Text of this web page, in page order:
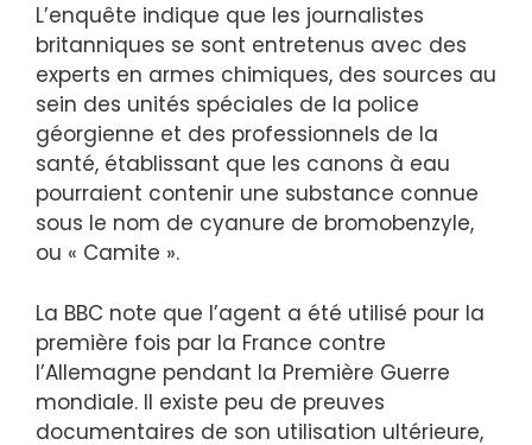
L’enquête indique que les journalistes
britanniques se sont entretenus avec des
experts en armes chimiques, des sources au
sein des unités spéciales de la police
géorgienne et des professionnels de la
santé, établissant que les canons à eau
pourraient contenir une substance connue
sous le nom de cyanure de bromobenzyle,
ou « Camite ».
La BBC note que l’agent a été utilisé pour la
première fois par la France contre
l’Allemagne pendant la Première Guerre
mondiale. Il existe peu de preuves
documentaires de son utilisation ultérieure,